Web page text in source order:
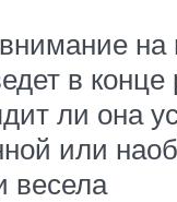
на
в
ли она
или
весела